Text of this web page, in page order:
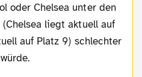
oder Chelsea unter den
liegt aktuell auf
auf Platz 9) schlechter